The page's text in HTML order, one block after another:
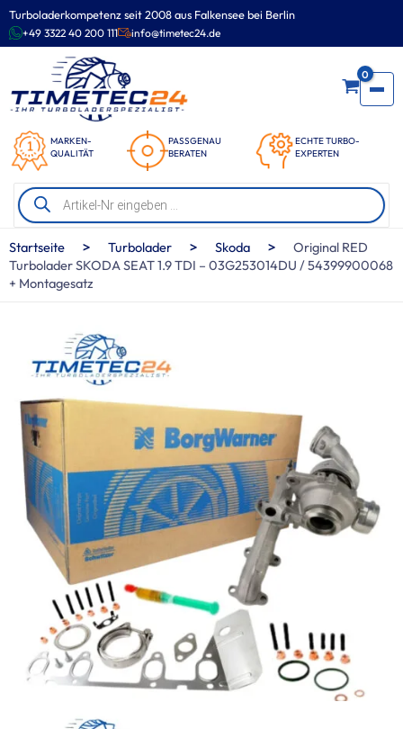
Turboladerkompetenz seit 2008 aus Falkensee bei Berlin
+49 3322 40 200 111 info@timetec24.de
MARKEN-
QUALITÄT
PASSGENAU
BERATEN
ECHTE TURBO-
EXPERTEN
0
Products
search
Zum
Inhalt
springen
Startseite > Turbolader > Skoda >
Original RED
Turbolader SKODA SEAT 1.9 TDI – 03G253014DU / 54399900068
+ Montagesatz